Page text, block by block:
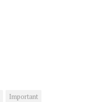
Important